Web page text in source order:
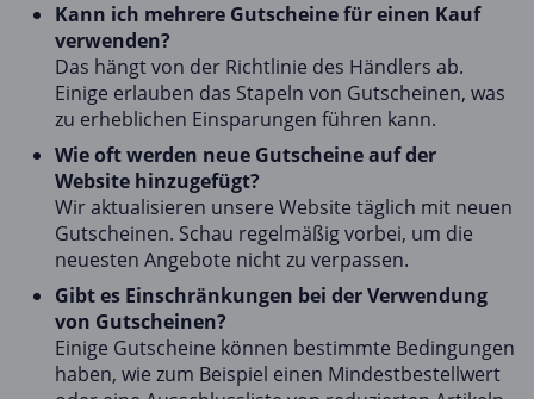
Kann ich mehrere Gutscheine für einen Kauf
verwenden?
Das hängt von der Richtlinie des Händlers ab.
Einige erlauben das Stapeln von Gutscheinen, was
zu erheblichen Einsparungen führen kann.
Wie oft werden neue Gutscheine auf der
Website hinzugefügt?
Wir aktualisieren unsere Website täglich mit neuen
Gutscheinen. Schau regelmäßig vorbei, um die
neuesten Angebote nicht zu verpassen.
Gibt es Einschränkungen bei der Verwendung
von Gutscheinen?
Einige Gutscheine können bestimmte Bedingungen
haben, wie zum Beispiel einen Mindestbestellwert